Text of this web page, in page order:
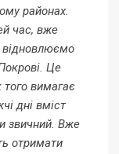
районах.
час, вже
відновлюємо
Це
того вимагає
дні вміст
звичний. Вже
отримати